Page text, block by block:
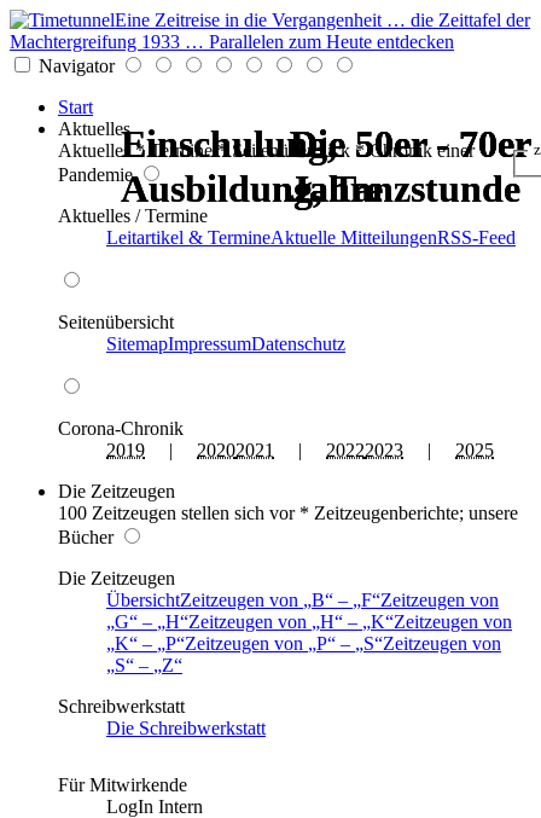
Eine Zeitreise in die Vergangenheit … die Zeittafel der
Machtergreifung 1933 … Parallelen zum Heute entdecken
Navigator
Start
Aktuelles
Aktuelles * Termine * Seitenüberblick * Chronik einer
Pandemie
Aktuelles / Termine
Leitartikel & TermineAktuelle MitteilungenRSS-Feed
Seitenübersicht
SitemapImpressumDatenschutz
Corona-Chronik
2019 | 20202021 | 20222023 | 2025
Die Zeitzeugen
100 Zeitzeugen stellen sich vor * Zeitzeugenberichte; unsere
Bücher
Die Zeitzeugen
ÜbersichtZeitzeugen von B – F Zeitzeugen von
G
– H Zeitzeugen von H – K Zeitzeugen von
K
– P Zeitzeugen von P – S Zeitzeugen von
S
–
Z
Schreibwerkstatt
Die Schreibwerkstatt
Für Mitwirkende
LogIn Intern
Die 50er - 70er
Jahre
Einschulung,
Ausbildung, Tanzstunde
Die 50er - 70er
Jahre
Die 50er - 70er
Jahre
Einschulung,
Ausbildung, Tanzstunde
Die 50er - 70er
Jahre